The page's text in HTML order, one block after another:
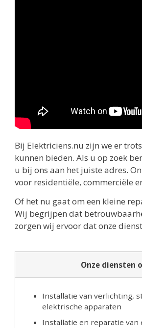
Bij Elektriciens.nu zijn we er
kunnen bieden. Als u op zoek
u bij ons aan het juiste adres.
voor residentiële, commerciële
Of het nu gaat om een kleine
Wij begrijpen dat
zorgen wij ervoor dat onze
Onze diensten
Installatie van verlichting,
elektrische apparaten
Installatie en reparatie